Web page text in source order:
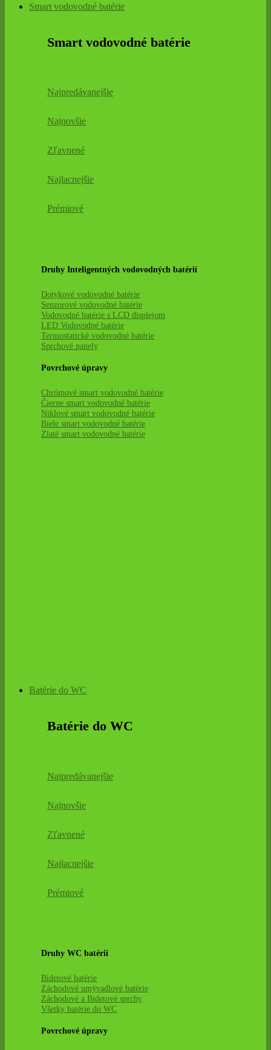
Smart vodovodné batérie
Smart vodovodné batérie
Najpredávanejšie
Najnovšie
Zľavnené
Najlacnejšie
Prémiové
Druhy Inteligentných vodovodných batérií
Dotykové vodovodné batérie
Senzorové vodovodné batérie
Vodovodné batérie s LCD displejom
LED Vodovodné batérie
Termostatické vodovodné batérie
Sprchové panely
Povrchové úpravy
Chrómové smart vodovodné batérie
Čierne smart vodovodné batérie
Niklové smart vodovodné batérie
Biele smart vodovodné batérie
Zlaté smart vodovodné batérie
Batérie do WC
Batérie do WC
Najpredávanejšie
Najnovšie
Zľavnené
Najlacnejšie
Prémiové
Druhy WC batérií
Bidetové batérie
Záchodové umývadlové batérie
Záchodové a Bidetové sprchy
Všetky batérie do WC
Povrchové úpravy